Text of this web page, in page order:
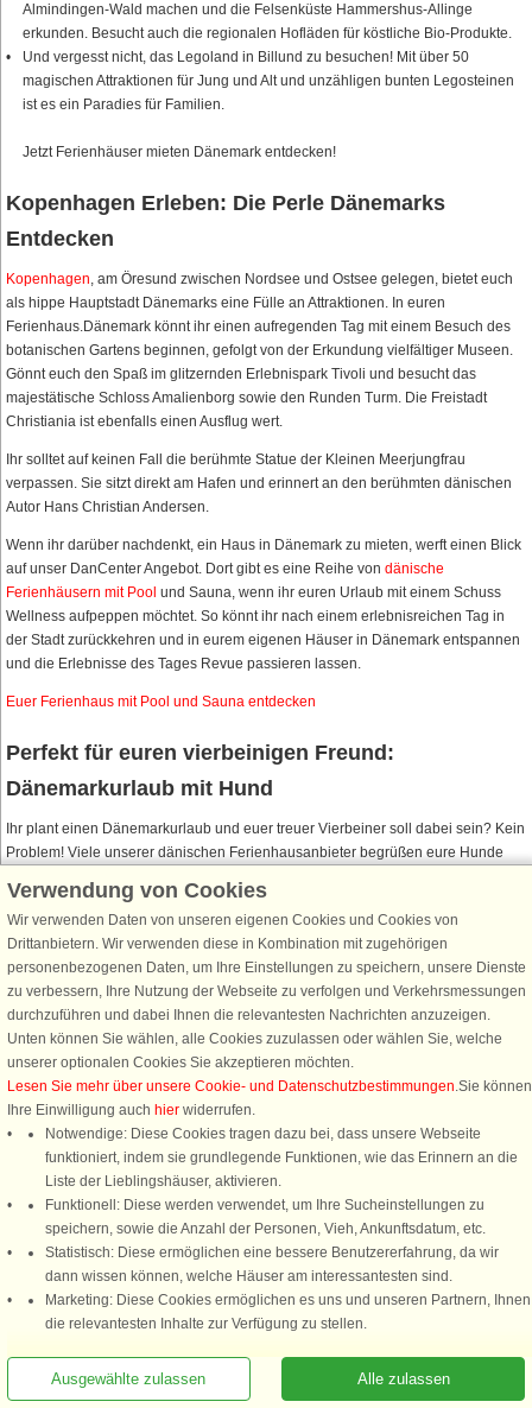
Rufen Sie an, um zu buchen
Almindingen-Wald machen und die Felsenküste Hammershus-Allinge
erkunden. Besucht auch die regionalen Hofläden für köstliche Bio-Produkte.
Und vergesst nicht, das Legoland in Billund zu besuchen! Mit über 50
magischen Attraktionen für Jung und Alt und unzähligen bunten Legosteinen
ist es ein Paradies für Familien.
Jetzt Ferienhäuser mieten Dänemark entdecken!
Kopenhagen Erleben: Die Perle Dänemarks
Entdecken
Kopenhagen, am Öresund zwischen Nordsee und Ostsee gelegen, bietet euch
als hippe Hauptstadt Dänemarks eine Fülle an Attraktionen. In euren
Ferienhaus.Dänemark könnt ihr einen aufregenden Tag mit einem Besuch des
botanischen Gartens beginnen, gefolgt von der Erkundung vielfältiger Museen.
Gönnt euch den Spaß im glitzernden Erlebnispark Tivoli und besucht das
majestätische Schloss Amalienborg sowie den Runden Turm. Die Freistadt
Christiania ist ebenfalls einen Ausflug wert.
Ihr solltet auf keinen Fall die berühmte Statue der Kleinen Meerjungfrau
verpassen. Sie sitzt direkt am Hafen und erinnert an den berühmten dänischen
Autor Hans Christian Andersen.
Wenn ihr darüber nachdenkt, ein Haus in Dänemark zu mieten, werft einen Blick
auf unser DanCenter Angebot. Dort gibt es eine Reihe von dänische
Ferienhäusern mit Pool und Sauna, wenn ihr euren Urlaub mit einem Schuss
Wellness aufpeppen möchtet. So könnt ihr nach einem erlebnisreichen Tag in
der Stadt zurückkehren und in eurem eigenen Häuser in Dänemark entspannen
und die Erlebnisse des Tages Revue passieren lassen.
Euer Ferienhaus mit Pool und Sauna entdecken
Perfekt für euren vierbeinigen Freund:
Dänemarkurlaub mit Hund
Ihr plant einen Dänemarkurlaub und euer treuer Vierbeiner soll dabei sein? Kein
Problem! Viele unserer dänischen Ferienhausanbieter begrüßen eure Hunde
bietet zahllose Wälder, faszinierende Natur, kristallklare Seen und weitläufige
Meeresküsten. Hier kann sich euer pelziger Freund nach Herzenslust austoben
und die abenteuerlichen Gerüche Dänemarks entdecken. Zusätzlich sind viele
Dänemark Häuser mit eingezäunten Gärten ausgestattet, was euch und eurem
Hund eine entspannte und sichere Zeit garantiert. Dänemark, mit seinen
hundefreundlichen Stränden und Wanderwegen, ist der perfekte Ort, um
unvergessliche Erinnerungen mit eurem Hund zu sammeln. Entdeckt jetzt
hundefreundliche Ferienhäuser in Dänemarkund startet das nächste
Urlaubsabenteuer mit eurem pelzigen Freund!
Jetzt euer haustierfreundliches Ferienhaus Dänemark buchen
Dänemark - Wo Abwechslung und Meeresbrise
sich treffen
Ihr Lieben, seid ihr bereit für ein kleines Land, das euch ein großes
Urlaubsgefühl schenkt? Dänemark mag mit seiner relativ bescheidenen Fläche
von knapp 42.900 km² klein wirken, aber der Reichtum an dänischen
Ferienhäusern, die es hier gibt, ist einfach überwältigend. Bei eurem geliebten
Unterkünften wählen. Das perfekte dänische Ferienhaus wartet nur darauf, von
euch entdeckt zu werden.
Verwendung von Cookies
Wir verwenden Daten von unseren eigenen Cookies und Cookies von
Drittanbietern. Wir verwenden diese in Kombination mit zugehörigen
personenbezogenen Daten, um Ihre Einstellungen zu speichern, unsere Dienste
zu verbessern, Ihre Nutzung der Webseite zu verfolgen und Verkehrsmessungen
durchzuführen und dabei Ihnen die relevantesten Nachrichten anzuzeigen.
Unten können Sie wählen, alle Cookies zuzulassen oder wählen Sie, welche
unserer optionalen Cookies Sie akzeptieren möchten.
Lesen Sie mehr über unsere Cookie- und Datenschutzbestimmungen.Sie können
Ihre Einwilligung auch hier widerrufen.
Notwendige: Diese Cookies tragen dazu bei, dass unsere Webseite
funktioniert, indem sie grundlegende Funktionen, wie das Erinnern an die
Liste der Lieblingshäuser, aktivieren.
Funktionell: Diese werden verwendet, um Ihre Sucheinstellungen zu
speichern, sowie die Anzahl der Personen, Vieh, Ankunftsdatum, etc.
Statistisch: Diese ermöglichen eine bessere Benutzererfahrung, da wir
dann wissen können, welche Häuser am interessantesten sind.
Marketing: Diese Cookies ermöglichen es uns und unseren Partnern, Ihnen
die relevantesten Inhalte zur Verfügung zu stellen.
Alle zulassen
Ausgewählte zulassen